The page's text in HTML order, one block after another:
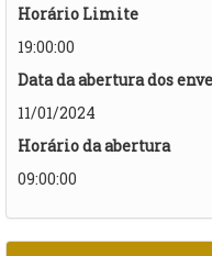
Horário Limite
19:00:00
Data da abertura dos
11/01/2024
Horário da abertura
09:00:00